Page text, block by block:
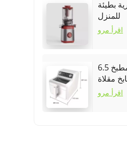
بطيئة
للمنزل
اقرأ مرو
6.5 لتر أدوات المطبخ
مقلاة
هوائية
اقرأ مرو